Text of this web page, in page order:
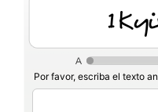
Por favor, escriba el texto